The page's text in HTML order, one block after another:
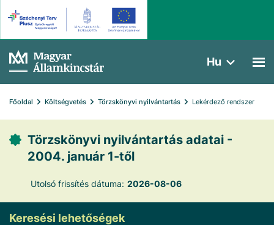
Hu
Főoldal Költségvetés Törzskönyvi nyilvántartás Lekérdező rendszer
Törzskönyvi nyilvántartás adatai -
2004. január 1-től
Utolsó frissítés dátuma: 2026-08-06
Keresési lehetőségek